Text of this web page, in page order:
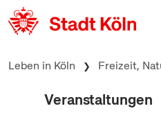
zum Inhalt springen
Leben in Köln Freizeit,
Veranstaltungen